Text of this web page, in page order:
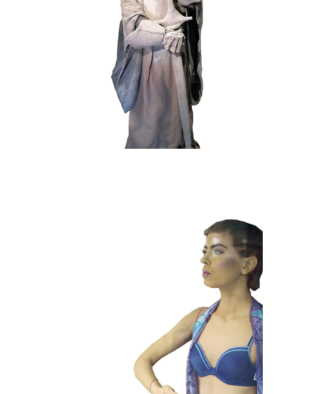
HISTORIE STEEN
102 Zandgraaf
KLEUR
101 Etalagepoppen